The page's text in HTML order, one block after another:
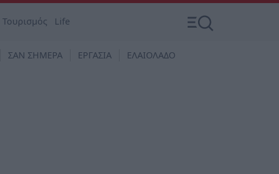
Τουρισμός Life
ΣΑΝ ΣΗΜΕΡΑ ΕΡΓΑΣΙΑ ΕΛΑΙΟΛΑΔΟ